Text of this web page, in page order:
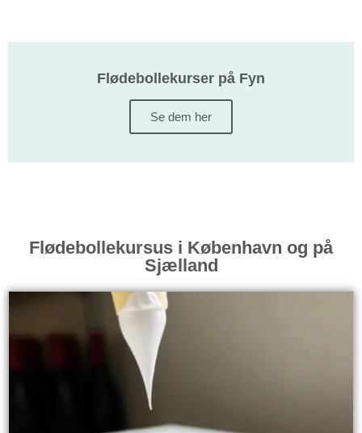
Flødebollekurser på Fyn
Se dem her
Flødebollekursus i København og på
Sjælland